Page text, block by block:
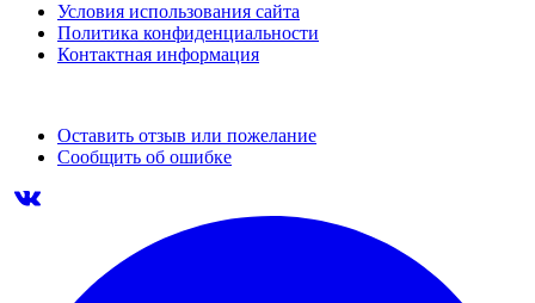
Условия использования сайта
Политика конфиденциальности
Контактная информация
Оставить отзыв или пожелание
Сообщить об ошибке